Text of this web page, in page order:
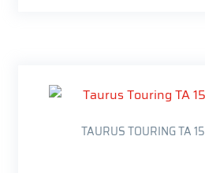
TAURUS TOURING TA